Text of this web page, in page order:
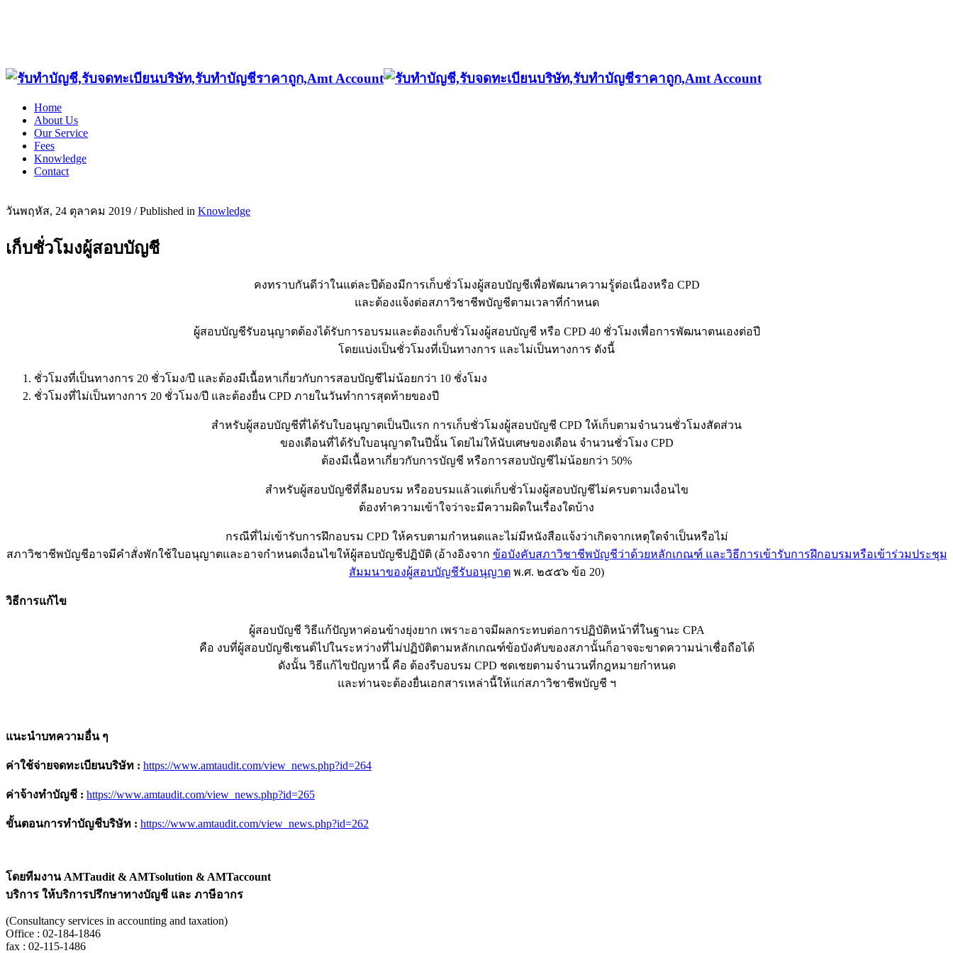
Home
About Us
Our Service
Fees
Knowledge
Contact
วันพฤหัส, 24 ตุลาคม 2019 /Published in Knowledge
เก็บชั่วโมงผู้สอบบัญชี
คงทราบกันดีว่าในแต่ละปีต้องมีการเก็บชั่วโมงผู้สอบบัญชีเพื่อพัฒนาความรู้ต่อเนื่องหรือ CPD
และต้องแจ้งต่อสภาวิชาชีพบัญชีตามเวลาที่กำหนด
ผู้สอบบัญชีรับอนุญาตต้องได้รับการอบรมและต้องเก็บชั่วโมงผู้สอบบัญชี หรือ CPD 40 ชั่วโมงเพื่อการพัฒนาตนเองต่อปี
โดยแบ่งเป็นชั่วโมงที่เป็นทางการ และไม่เป็นทางการ ดังนี้
ชั่วโมงที่เป็นทางการ 20 ชั่วโมง/ปี และต้องมีเนื้อหาเกี่ยวกับการสอบบัญชีไม่น้อยกว่า 10 ชั่งโมง
ชั่วโมงที่ไม่เป็นทางการ 20 ชั่วโมง/ปี และต้องยื่น CPD ภายในวันทำการสุดท้ายของปี
สำหรับผู้สอบบัญชีที่ได้รับใบอนุญาตเป็นปีแรก การเก็บชั่วโมงผู้สอบบัญชี CPD ให้เก็บตามจำนวนชั่วโมงสัดส่วน
ของเดือนที่ได้รับใบอนุญาตในปีนั้น โดยไม่ให้นับเศษของเดือน จำนวนชั่วโมง CPD
ต้องมีเนื้อหาเกี่ยวกับการบัญชี หรือการสอบบัญชีไม่น้อยกว่า 50%
สำหรับผู้สอบบัญชีที่ลืมอบรม หรืออบรมแล้วแต่เก็บชั่วโมงผู้สอบบัญชีไม่ครบตามเงื่อนไข
ต้องทำความเข้าใจว่าจะมีความผิดในเรื่องใดบ้าง
กรณีที่ไม่เข้ารับการฝึกอบรม CPD ให้ครบตามกำหนดและไม่มีหนังสือแจ้งว่าเกิดจากเหตุใดจําเป็นหรือไม่
สภาวิชาชีพบัญชีอาจมีคําสั่งพักใช้ใบอนุญาตและอาจกําหนดเงื่อนไขให้ผู้สอบบัญชีปฏิบัติ (อ้างอิงจาก ข้อบังคับสภาวิชาชีพบัญชีว่าด้วยหลักเกณฑ์ และวิธีการเข้ารับการฝึกอบรมหรือเข้าร่วมประชุม
สัมมนาของผู้สอบบัญชีรับอนุญาต พ.ศ. ๒๕๕๖ ข้อ 20)
วิธีการแก้ไข
ผู้สอบบัญชี วิธีแก้ปัญหาค่อนข้างยุ่งยาก เพราะอาจมีผลกระทบต่อการปฏิบัติหน้าที่ในฐานะ CPA
คือ งบที่ผู้สอบบัญชีเซนต์ไปในระหว่างที่ไม่ปฏิบัติตามหลักเกณฑ์ข้อบังคับของสภานั้นก็อาจจะขาดความน่าเชื่อถือได้
ดังนั้น วิธีแก้ไขปัญหานี้ คือ ต้องรีบอบรม CPD ชดเชยตามจำนวนที่กฎหมายกำหนด
และท่านจะต้องยื่นเอกสารเหล่านี้ให้แก่สภาวิชาชีพบัญชี ฯ
แนะนำบทความอื่น ๆ
ค่าใช้จ่ายจดทะเบียนบริษัท : https://www.amtaudit.com/view_news.php?id=264
ค่าจ้างทำบัญชี : https://www.amtaudit.com/view_news.php?id=265
ขั้นตอนการทำบัญชีบริษัท : https://www.amtaudit.com/view_news.php?id=262
โดยทีมงานAMTaudit & AMTsolution & AMTaccount
บริการ ให้บริการปรึกษาทางบัญชี และ ภาษีอากร
(Consultancy services in accounting and taxation)
Office : 02-184-1846
fax : 02-115-1486